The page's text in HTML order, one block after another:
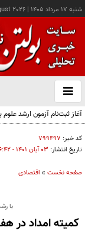
شنبه ۱۷ مرداد ۱۴۰۵ |
2026
باز
و
آغاز ثبت‌نام آزمون ارشد علوم
کد خبر: ۷۹۹۴۹۷
تاریخ انتشار: ۰۳ آبان ۱۴۰۱ - ۰۶:۴۲
صفحه نخست » اقتصادی
با رشد 83 درصدی نسبت به مدت